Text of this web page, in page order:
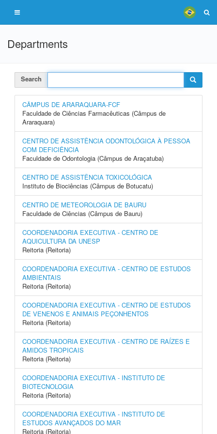
Departments
Search
CÂMPUS DE ARARAQUARA-FCF
Faculdade de Ciências Farmacêuticas (Câmpus de
Araraquara)
CENTRO DE ASSISTÊNCIA ODONTOLÓGICA À PESSOA
COM DEFICIÊNCIA
Faculdade de Odontologia (Câmpus de Araçatuba)
CENTRO DE ASSISTÊNCIA TOXICOLÓGICA
Instituto de Biociências (Câmpus de Botucatu)
CENTRO DE METEOROLOGIA DE BAURU
Faculdade de Ciências (Câmpus de Bauru)
COORDENADORIA EXECUTIVA - CENTRO DE
AQUICULTURA DA UNESP
Reitoria (Reitoria)
COORDENADORIA EXECUTIVA - CENTRO DE ESTUDOS
AMBIENTAIS
Reitoria (Reitoria)
COORDENADORIA EXECUTIVA - CENTRO DE ESTUDOS
DE VENENOS E ANIMAIS PEÇONHENTOS
Reitoria (Reitoria)
COORDENADORIA EXECUTIVA - CENTRO DE RAÍZES E
AMIDOS TROPICAIS
Reitoria (Reitoria)
COORDENADORIA EXECUTIVA - INSTITUTO DE
BIOTECNOLOGIA
Reitoria (Reitoria)
COORDENADORIA EXECUTIVA - INSTITUTO DE
ESTUDOS AVANÇADOS DO MAR
Reitoria (Reitoria)